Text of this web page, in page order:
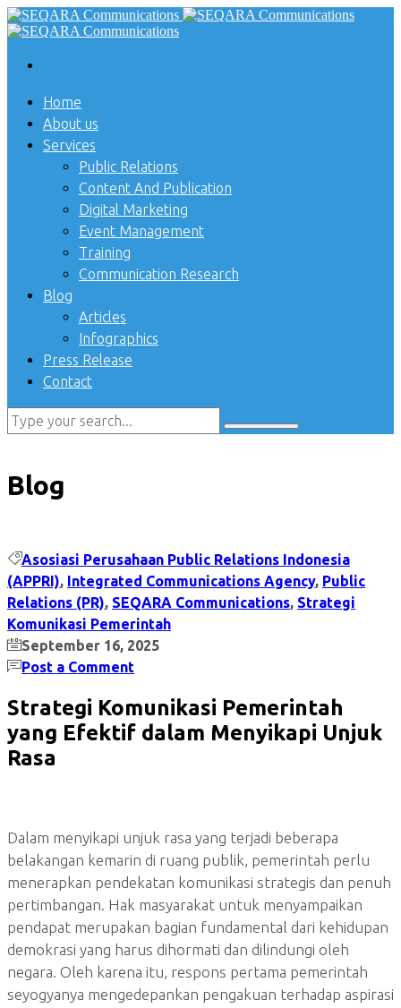
Home
About us
Services
Public Relations
Content And Publication
Digital Marketing
Event Management
Training
Communication Research
Blog
Articles
Infographics
Press Release
Contact
Blog
Asosiasi Perusahaan Public Relations Indonesia
(APPRI), Integrated Communications Agency, Public
Relations (PR), SEQARA Communications, Strategi
Komunikasi Pemerintah
September 16, 2025
Post a Comment
Strategi Komunikasi Pemerintah
yang Efektif dalam Menyikapi Unjuk
Rasa
Dalam menyikapi unjuk rasa yang terjadi beberapa
belakangan kemarin di ruang publik, pemerintah perlu
menerapkan pendekatan komunikasi strategis dan penuh
pertimbangan. Hak masyarakat untuk menyampaikan
pendapat merupakan bagian fundamental dari kehidupan
demokrasi yang harus dihormati dan dilindungi oleh
negara. Oleh karena itu, respons pertama pemerintah
seyogyanya mengedepankan pengakuan terhadap aspirasi